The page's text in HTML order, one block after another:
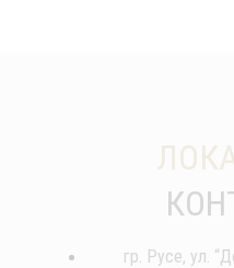
гр. Русе, ул.